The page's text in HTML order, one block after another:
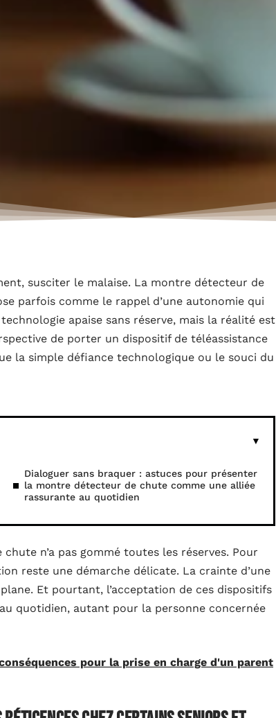
susciter le malaise. La montre détecteur de
parfois comme le rappel d’une autonomie qui
apaise sans réserve, mais la réalité est
de porter un dispositif de téléassistance
la simple défiance technologique ou le souci du
Dialoguer sans braquer : astuces pour présenter
la montre détecteur de chute comme une alliée
rassurante au quotidien
n’a pas gommé toutes les réserves. Pour
reste une démarche délicate. La crainte d’une
Et pourtant, l’acceptation de ces dispositifs
quotidien, autant pour la personne concernée
pour la prise en charge d'un parent